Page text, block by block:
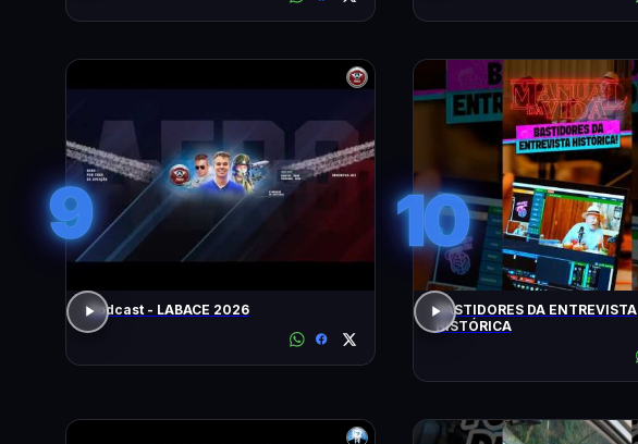
9
Podcast - LABACE 2026
10
BASTIDORES DA ENTREVISTA
HISTÓRICA